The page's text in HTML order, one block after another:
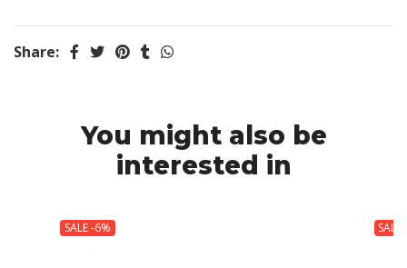
Share:
You might also be
interested in
SALE -6%